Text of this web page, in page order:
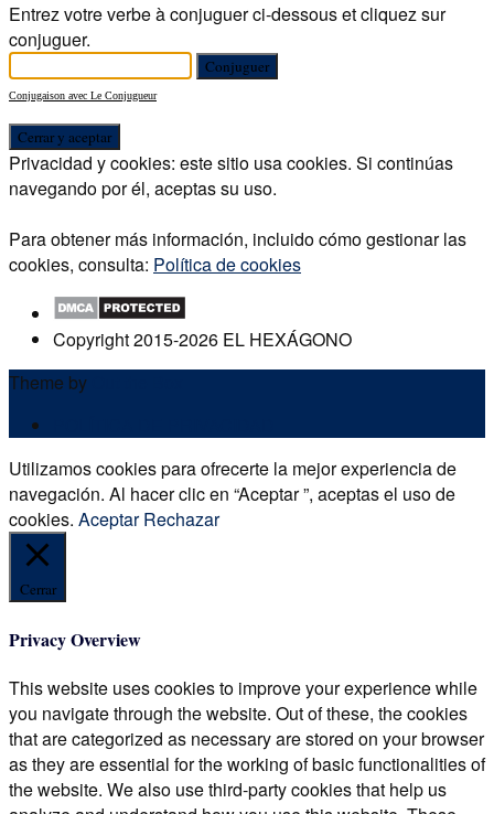
Entrez votre verbe à conjuguer ci-dessous et cliquez sur
conjuguer.
Conjugaison avec Le Conjugueur
Privacidad y cookies: este sitio usa cookies. Si continúas
navegando por él, aceptas su uso.
Para obtener más información, incluido cómo gestionar las
cookies, consulta: Política de cookies
Copyright 2015-2026 EL HEXÁGONO
Theme by
Utilizamos cookies para ofrecerte la mejor experiencia de
navegación. Al hacer clic en “Aceptar ”, aceptas el uso de
cookies. Aceptar Rechazar
Cerrar
Privacy Overview
This website uses cookies to improve your experience while
you navigate through the website. Out of these, the cookies
that are categorized as necessary are stored on your browser
as they are essential for the working of basic functionalities of
the website. We also use third-party cookies that help us